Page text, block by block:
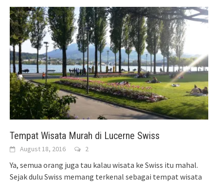
Tempat Wisata Murah di Lucerne Swiss
August 18, 2016 2
Ya, semua orang juga tau kalau wisata ke Swiss itu mahal.
Sejak dulu Swiss memang terkenal sebagai tempat wisata